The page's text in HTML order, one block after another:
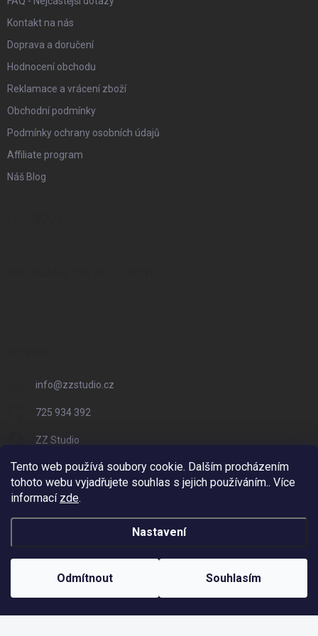
Tento web používá soubory cookie. Dalším procházením
tohoto webu vyjadřujete souhlas s jejich používáním.. Více
informací zde.
Nastavení
Odmítnout Souhlasím
Kontakt na nás
Doprava a doručení
Hodnocení obchodu
Reklamace a vrácení zboží
Obchodní podmínky
Podmínky ochrany osobních údajů
Affiliate program
Náš Blog
info@zzstudio.cz
725 934 392
ZZ Studio
zzstudio_cz
Vytvořil Shoptet
ZZ Eshop - Svět potisku. Všechna práva vyhrazena.
Odstoupit od smlouvy